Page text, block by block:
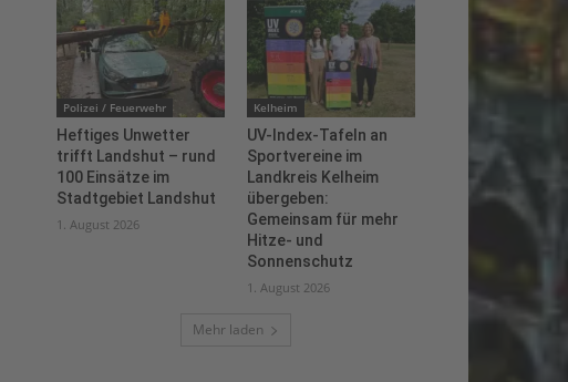
Polizei / Feuerwehr
Heftiges Unwetter
trifft Landshut – rund
100 Einsätze im
Stadtgebiet Landshut
1. August 2026
Kelheim
UV-Index-Tafeln an
Sportvereine im
Landkreis Kelheim
übergeben:
Gemeinsam für mehr
Hitze- und
Sonnenschutz
1. August 2026
Mehr laden